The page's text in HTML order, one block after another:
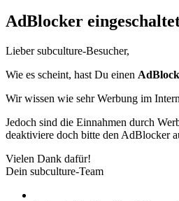
AdBlocker
Lieber subculture-Besucher,
Wie es scheint, hast Du einen
Wir wissen wie sehr Werbung im
Jedoch sind die Einnahmen durch
deaktiviere doch bitte den AdBlocker
Vielen Dank dafür!
Dein subculture-Team